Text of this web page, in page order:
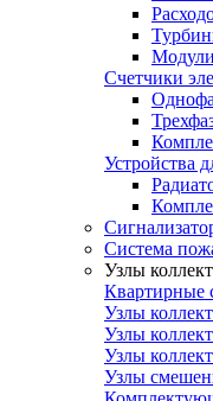
Счетчики
Устройства
Система
Узлы
Квартирные
Узлы
Узлы
Узлы
Узлы